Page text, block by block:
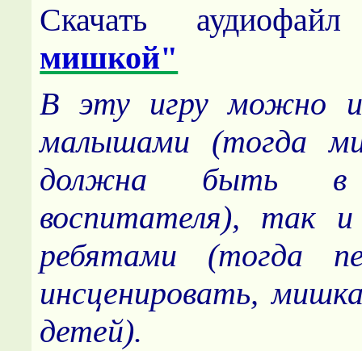
Скачать
мишкой"
В эту игру можно
малышами (тогда
должна быть
воспитателя), так
ребятами (тогда
инсценировать,
детей).